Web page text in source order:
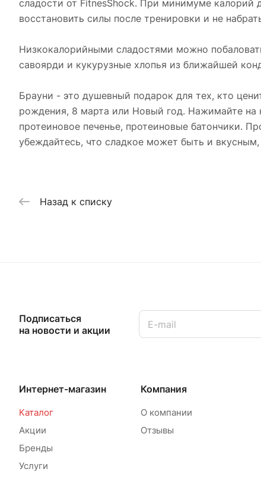
сладости от FitnesShock. При минимуме калорий
восстановить силы после тренировки и не
Низкокалорийными сладостями можно
савоярди и кукурузные хлопья из ближайшей
Брауни - это душевный подарок для тех, кто
рождения, 8 марта или Новый год. Нажимайте на
протеиновое печенье, протеиновые батончики.
убеждайтесь, что сладкое может быть и
Назад к списку
Подписаться
на новости и акции
Интернет-магазин
Каталог
Акции
Бренды
Услуги
Компания
О компании
Отзывы